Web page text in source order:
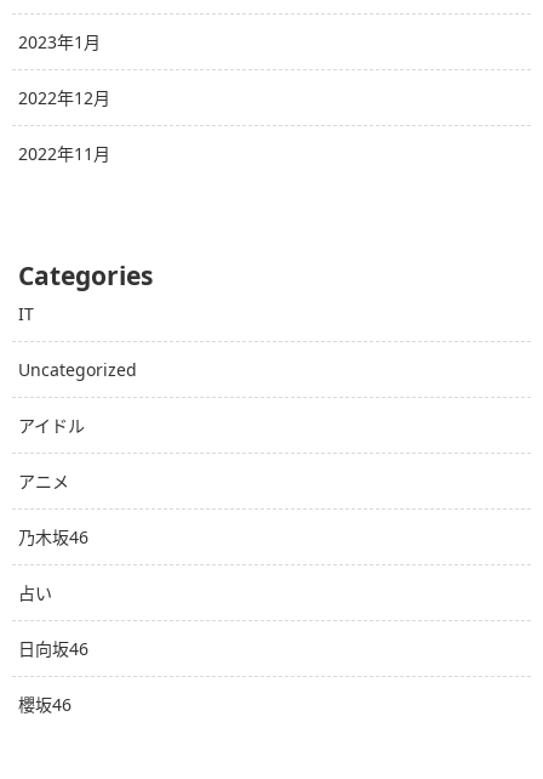
2023年1月
2022年12月
2022年11月
Categories
IT
Uncategorized
アイドル
アニメ
乃木坂46
占い
日向坂46
櫻坂46